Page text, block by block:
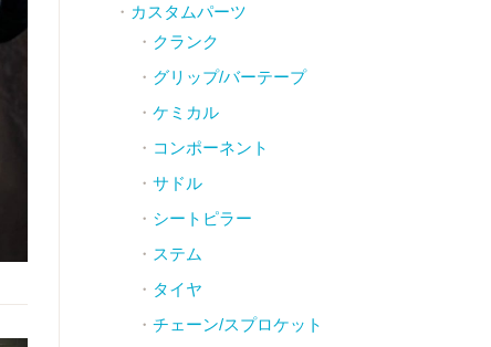
カスタムパーツ
クランク
グリップ/バーテープ
ケミカル
コンポーネント
サドル
シートピラー
ステム
タイヤ
チェーン/スプロケット